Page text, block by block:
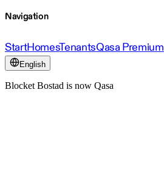
Navigation
StartHomesTenantsQasa Premium
English
Blocket Bostad is now Qasa